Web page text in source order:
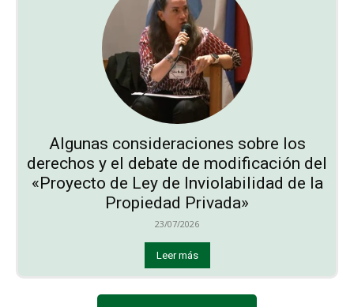
Algunas consideraciones sobre los
derechos y el debate de modificación del
«Proyecto de Ley de Inviolabilidad de la
Propiedad Privada»
23/07/2026
Leer más